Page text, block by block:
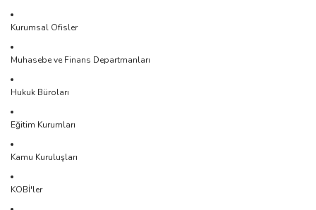
Kurumsal Ofisler
Muhasebe ve Finans Departmanları
Hukuk Büroları
Eğitim Kurumları
Kamu Kuruluşları
KOBİ'ler